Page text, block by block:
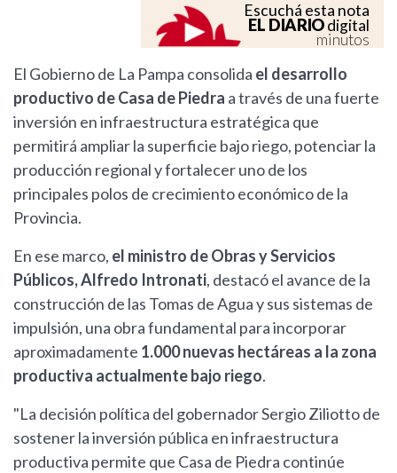
Escuchá esta nota
EL DIARIOdigital
minutos
El Gobierno de La Pampa consolida el desarrollo
productivo de Casa de Piedra a través de una fuerte
inversión en infraestructura estratégica que
permitirá ampliar la superficie bajo riego, potenciar la
producción regional y fortalecer uno de los
principales polos de crecimiento económico de la
Provincia.
En ese marco, el ministro de Obras y Servicios
Públicos, Alfredo Intronati, destacó el avance de la
construcción de las Tomas de Agua y sus sistemas de
impulsión, una obra fundamental para incorporar
aproximadamente 1.000 nuevas hectáreas a la zona
productiva actualmente bajo riego.
"La decisión política del gobernador Sergio Ziliotto de
sostener la inversión pública en infraestructura
productiva permite que Casa de Piedra continúe